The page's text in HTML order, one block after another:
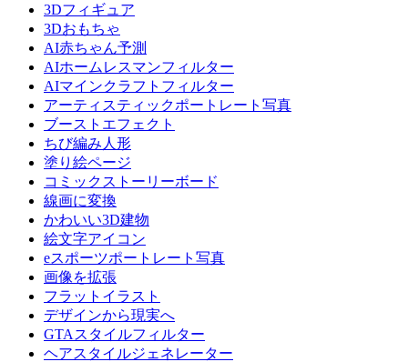
3Dフィギュア
3Dおもちゃ
AI赤ちゃん予測
AIホームレスマンフィルター
AIマインクラフトフィルター
アーティスティックポートレート写真
ブーストエフェクト
ちび編み人形
塗り絵ページ
コミックストーリーボード
線画に変換
かわいい3D建物
絵文字アイコン
eスポーツポートレート写真
画像を拡張
フラットイラスト
デザインから現実へ
GTAスタイルフィルター
ヘアスタイルジェネレーター